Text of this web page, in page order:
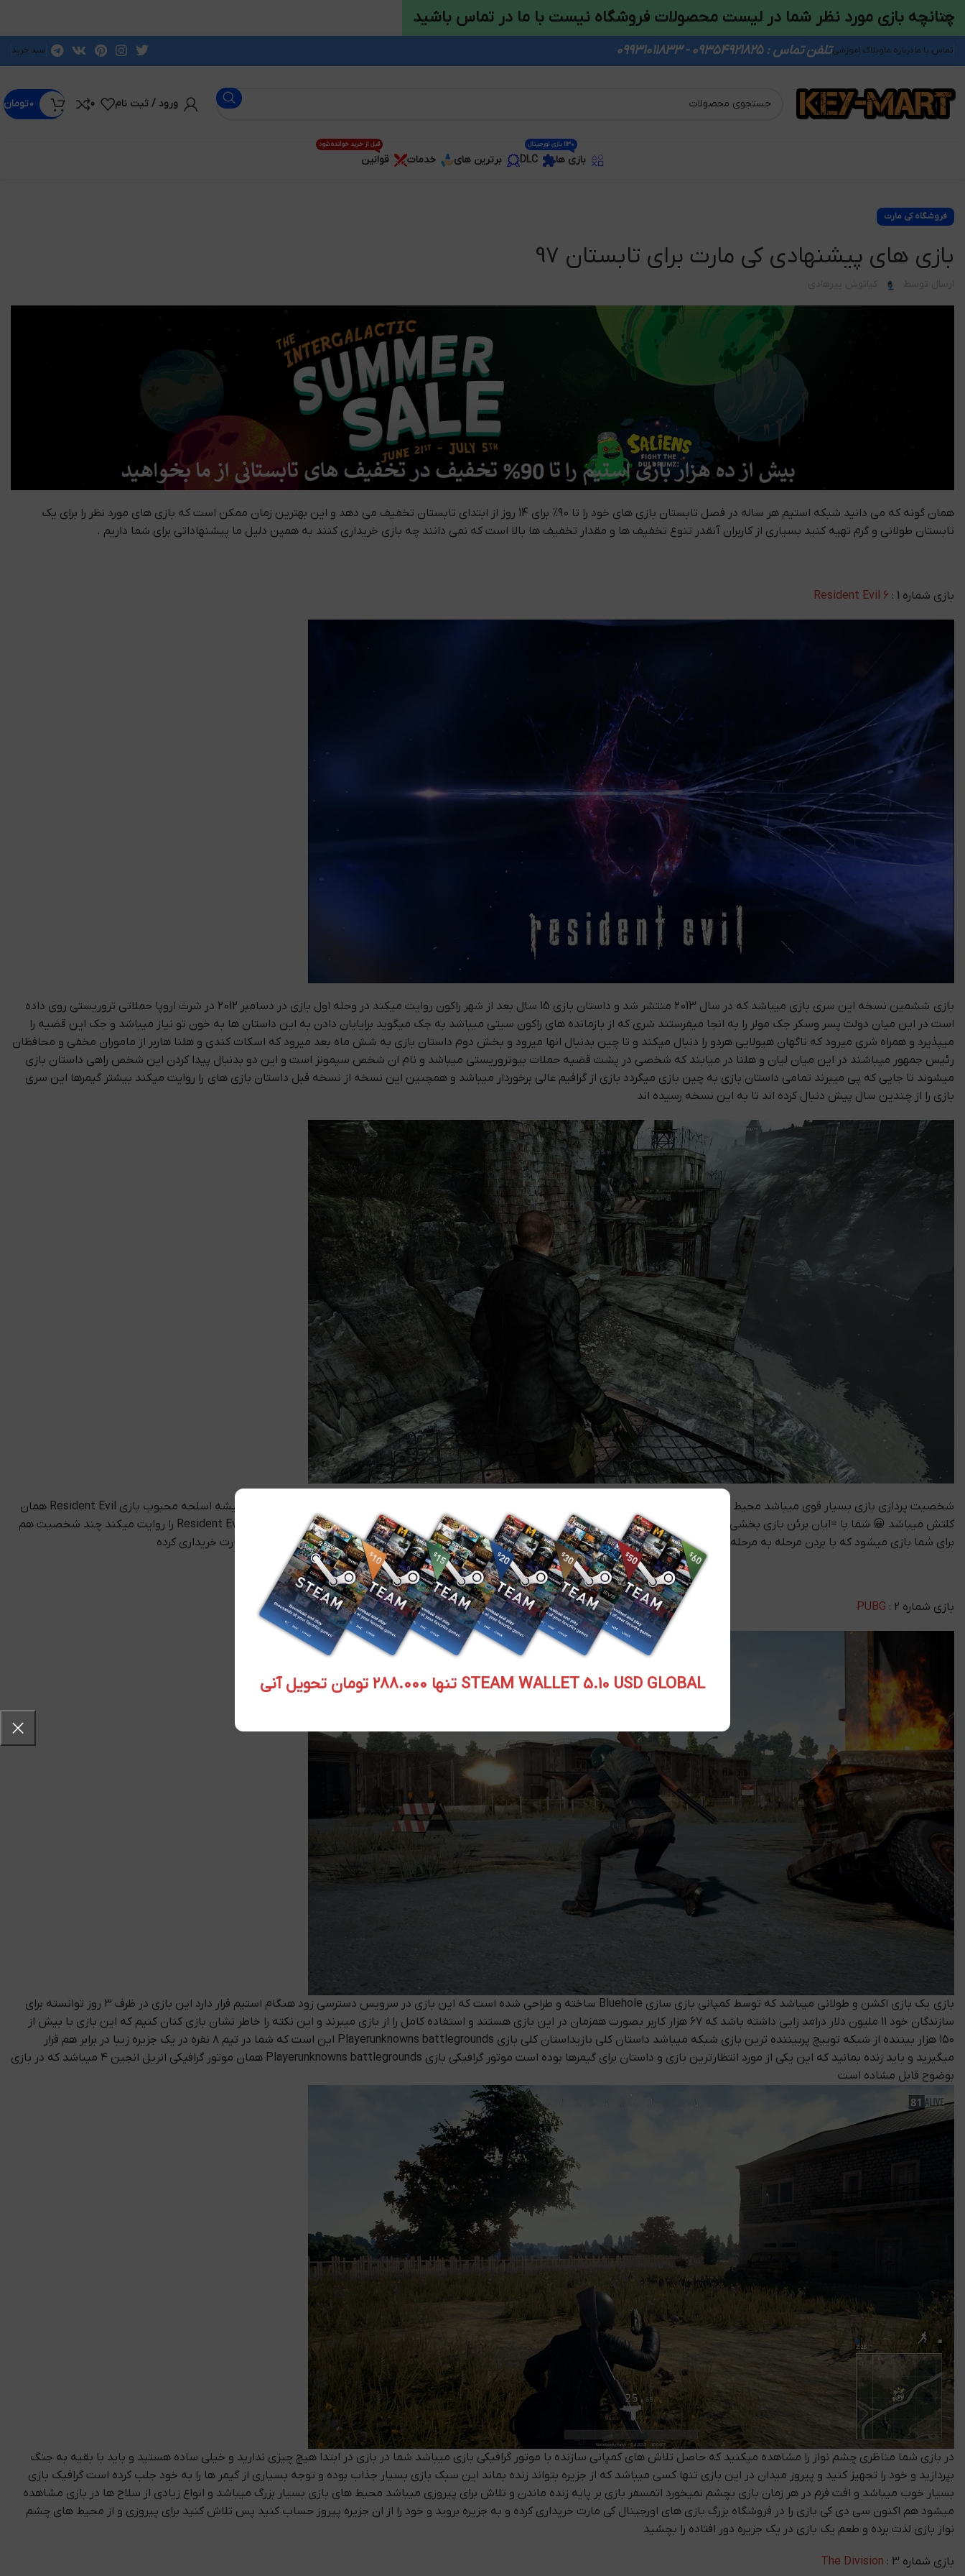
STEAM WALLET 5.10 USD GLOBAL تنها 288.000 تومان تحویل آنی
تماس با مادرباره ماوبلاگ اموزشیتلفن تماس : 09354921825 - 09931011833 سبد خرید
ورود / ثبت نام 0 ۰تومان
بازی ها
1130 بازی اورجینال
DLC برترین های خدمات قوانین
قبل از خرید خوانده شود
فروشگاه کی مارت
بازی های پیشنهادی کی مارت برای تابستان 97
همان گونه که می دانید شبکه استیم هر ساله در فصل تابستان بازی های خود را تا 90% برای 14 روز از ابتدای تابستان تخفیف می دهد و این بهترین زمان ممکن است که بازی های مورد نظر را برای یک
تابستان طولانی و گرم تهیه کنید بسیاری از کاربران آنقدر تنوع تخفیف ها و مقدار تخفیف ها بالا است که نمی دانند چه بازی خریداری کنند به همین دلیل ما پیشنهاداتی برای شما داریم .
بازی شماره 1 : Resident Evil 6
بازی ششمین نسخه این سری بازی میباشد که در سال 2013 منتشر شد و داستان بازی 15 سال بعد از شهر راکون روایت میکند در وحله اول بازی در دسامبر 2012 در شرث اروپا حملاتی تروریستی روی داده
است در این میان دولت پسر وسکر جک مولر را به انجا میفرستند شری که از بازمانده های راکون سیتی میباشد به جک میگوید برایایان دادن به این داستان ها به خون تو نیاز میباشد و جک این قضیه را
میپذیرد و همراه شری میرود که ناگهان هیولایی هردو را دنبال میکند و تا چین بدنبال انها میرود و بخش دوم داستان بازی به شش ماه بعد میرود که اسکات کندی و هلنا هاربر از ماموران مخفی و محافظان
رئیس جمهور میباشند در این میان لیان و هلنا در میابند که شخصی در پشت قضیه حملات بیوتروریستی میباشد و نام ان شخص سیمونز است و این دو بدنبال پیدا کردن این شخص راهی داستان بازی
میشوند تا جایی که پی میبرند تمامی داستان بازی به چین بازی میگردد بازی از گرافیم عالی برخوردار میباشد و همچنین این نسخه از نسخه قبل داستان بازی های را روایت میکند بیشتر گیمرها این سری
بازی را از چندین سال پیش دنبال کرده اند تا به این نسخه رسیده اند
شخصیت پردازی بازی بسیار قوی میباشد محیط های بازی بر پایه وحشت و خون و ترس فرمول بندی شده اند بازی دارای اسلحه های بسیاری میباشد که همیشه اسلحه محبوب بازی Resident Evil همان
کلتش میباشد 😀 شما با =ایان برئن بازی بخشی برای شما فعال میشود که دارای چند مرحله فرعی است که داستان های کوتاهی از بازی Resident Evil 6 Steam CD-KEY را روایت میکند چند شخصیت هم
برای شما بازی میشود که با بردن مرحله به مرحله بازی ان ها را بازی میکنید هم اکنون سی دی کی بازی Resident Evil 6 Steam CD-KEY را در فروشگاه کی مارت خریداری کرده
بازی شماره 2 : PUBG
بازی یک بازی اکشن و طولانی میباشد که توسط کمپانی بازی سازی Bluehole ساخته و طراحی شده است که این بازی در سرویس دسترسی زود هنگام استیم قرار دارد این بازی در ظرف ۳ روز توانسته برای
سازندگان خود ۱۱ ملیون دلار درامد زایی داشته باشد که ۶۷ هزار کاربر بصورت همزمان در این بازی هستند و استفاده کامل را از بازی میبرند و این نکته را خاطر نشان بازی کنان کنیم که این بازی با بیش از
۱۵۰ هزار بیننده از شبکه توییچ پربیننده ترین بازی شبکه میباشد داستان کلی بازیداستان کلی بازی Playerunknowns battlegrounds این است که شما در تیم ۸ نفره در یک جزیره زیبا در برابر هم قرار
میگیرید و باید زنده بمانید که این یکی از مورد انتظارترین بازی و داستان برای گیمرها بوده است موتور گرافیکی بازی Playerunknowns battlegrounds همان موتور گرافیکی انریل انجین ۴ میباشد که در بازی
بوضوح قابل مشاده است
در بازی شما مناظری چشم نواز را مشاهده میکنید که حاصل تلاش های کمپانی سازنده با موتور گرافیکی بازی میباشد شما در بازی در ابتدا هیچ چیزی ندارید و خیلی ساده هستید و باید با بقیه به جنگ
بپردازید و خود را تجهیز کنید و پیروز میدان در این بازی تنها کسی میباشد که از جزیره بتواند زنده بماند این سبک بازی بسیار جذاب بوده و توجه بسیاری از گیمر ها را به خود جلب کرده است گرافیک بازی
بسیار خوب میباشد و افت فرم در هر زمان بازی بچشم نمیخورد اتمسفر بازی بر پایه زنده ماندن و تلاش برای پیروزی میباشد محیط های بازی بسیار بزرگ میباشد و انواع زیادی از سلاح ها در بازی مشاهده
میشود هم اکنون سی دی کی بازی را در فروشگاه بزرگ بازی های اورجینال کی مارت خریداری کرده و به جزیره بروید و خود را از ان جزیره پیروز حساب کنید پس تلاش کنید برای پیروزی و از محیط های چشم
نواز بازی لذت برده و طعم یک بازی در یک جزیره دور افتاده را بچشید
بازی شماره 3 : The Division
چنانچه بازی مورد نظر شما در لیست محصولات فروشگاه نیست با ما در تماس باشید